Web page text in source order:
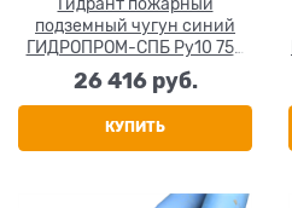
подземный чугун синий
ГИДРОПРОМ-СПБ Ру10 750
мм
26 416 руб.
КУПИТЬ